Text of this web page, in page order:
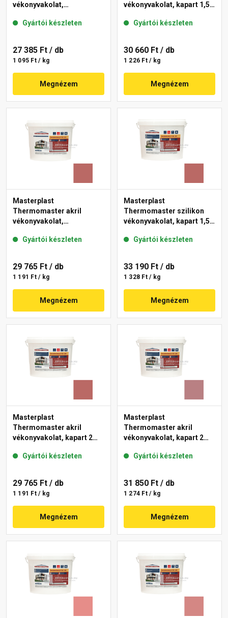
vékonyvakolat,
21-D 25 kg
Gyártói készleten
27 385 Ft / db
1 095 Ft / kg
Megnézem
vékonyvakolat, kapart 1,5
Gyártói készleten
30 660 Ft / db
1 226 Ft / kg
Megnézem
Masterplast
Thermomaster akril
vékonyvakolat,
21-C 25 kg
Gyártói készleten
29 765 Ft / db
1 191 Ft / kg
Megnézem
Masterplast
Thermomaster szilikon
vékonyvakolat, kapart 1,5
Gyártói készleten
33 190 Ft / db
1 328 Ft / kg
Megnézem
Masterplast
Thermomaster akril
vékonyvakolat, kapart 2
Gyártói készleten
29 765 Ft / db
1 191 Ft / kg
Megnézem
Masterplast
Thermomaster akril
vékonyvakolat, kapart 2
Gyártói készleten
31 850 Ft / db
1 274 Ft / kg
Megnézem